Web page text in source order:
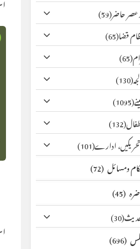
(59)
(65)
(65)
(130)
(1095)
(132)
(101)
(72)
(45)
(30)
(696)